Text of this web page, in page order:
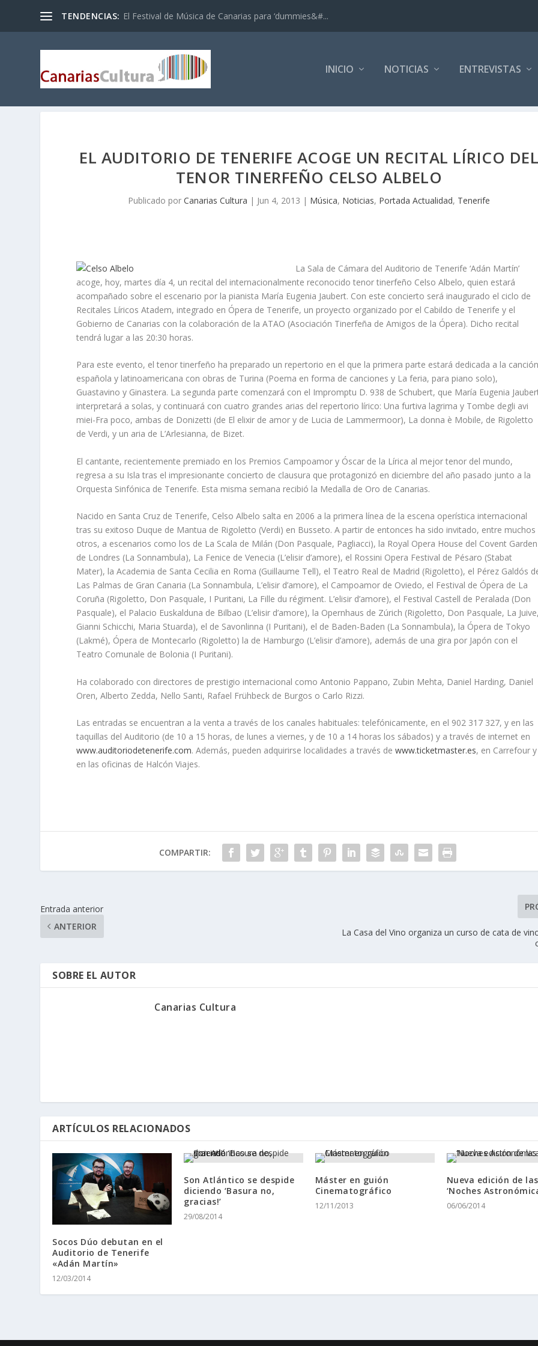
TENDENCIAS: El Festival de Música de Canarias para ‘dummies&#...
INICIO NOTICIAS ENTREVISTAS
EL AUDITORIO DE TENERIFE ACOGE UN RECITAL LÍRICO
TENOR TINERFEÑO CELSO ALBELO
Publicado porCanarias Cultura | Jun 4, 2013 | Música, Noticias, Portada Actualidad, Tenerife
La Sala de Cámara del Auditorio de Tenerife ‘Adán Martín’
acoge, hoy, martes día 4, un recital del internacionalmente reconocido tenor tinerfeño Celso Albelo, quien estará
acompañado sobre el escenario por la pianista María Eugenia Jaubert. Con este concierto será inaugurado el ciclo de
Recitales Líricos Atadem, integrado en Ópera de Tenerife, un proyecto organizado por el Cabildo de Tenerife y el
Gobierno de Canarias con la colaboración de la ATAO (Asociación Tinerfeña de Amigos de la Ópera). Dicho recital
tendrá lugar a las 20:30 horas.
Para este evento, el tenor tinerfeño ha preparado un repertorio en el que la primera parte estará dedicada a la
española y latinoamericana con obras de Turina (Poema en forma de canciones y La feria, para piano solo),
Guastavino y Ginastera. La segunda parte comenzará con el Impromptu D. 938 de Schubert, que María Eugenia
interpretará a solas, y continuará con cuatro grandes arias del repertorio lírico: Una furtiva lagrima y Tombe degli avi
miei-Fra poco, ambas de Donizetti (de El elixir de amor y de Lucia de Lammermoor), La donna è Mobile, de Rigoletto
de Verdi, y un aria de L’Arlesianna, de Bizet.
El cantante, recientemente premiado en los Premios Campoamor y Óscar de la Lírica al mejor tenor del mundo,
regresa a su Isla tras el impresionante concierto de clausura que protagonizó en diciembre del año pasado junto a la
Orquesta Sinfónica de Tenerife. Esta misma semana recibió la Medalla de Oro de Canarias.
Nacido en Santa Cruz de Tenerife, Celso Albelo salta en 2006 a la primera línea de la escena operística internacional
tras su exitoso Duque de Mantua de Rigoletto (Verdi) en Busseto. A partir de entonces ha sido invitado, entre muchos
otros, a escenarios como los de La Scala de Milán (Don Pasquale, Pagliacci), la Royal Opera House del Covent Garden
de Londres (La Sonnambula), La Fenice de Venecia (L’elisir d’amore), el Rossini Opera Festival de Pésaro (Stabat
Mater), la Academia de Santa Cecilia en Roma (Guillaume Tell), el Teatro Real de Madrid (Rigoletto), el Pérez Galdós
Las Palmas de Gran Canaria (La Sonnambula, L’elisir d’amore), el Campoamor de Oviedo, el Festival de Ópera de La
Coruña (Rigoletto, Don Pasquale, I Puritani, La Fille du régiment. L’elisir d’amore), el Festival Castell de Peralada (Don
Pasquale), el Palacio Euskalduna de Bilbao (L’elisir d’amore), la Opernhaus de Zúrich (Rigoletto, Don Pasquale, La
Gianni Schicchi, Maria Stuarda), el de Savonlinna (I Puritani), el de Baden-Baden (La Sonnambula), la Ópera de Tokyo
(Lakmé), Ópera de Montecarlo (Rigoletto) la de Hamburgo (L’elisir d’amore), además de una gira por Japón con el
Teatro Comunale de Bolonia (I Puritani).
Ha colaborado con directores de prestigio internacional como Antonio Pappano, Zubin Mehta, Daniel Harding, Daniel
Oren, Alberto Zedda, Nello Santi, Rafael Frühbeck de Burgos o Carlo Rizzi.
Las entradas se encuentran a la venta a través de los canales habituales: telefónicamente, en el 902 317 327, y en las
taquillas del Auditorio (de 10 a 15 horas, de lunes a viernes, y de 10 a 14 horas los sábados) y a través de internet en
www.auditoriodetenerife.com. Además, pueden adquirirse localidades a través dewww.ticketmaster.es, en Carrefour y
en las oficinas de Halcón Viajes.
COMPARTIR:
Entrada anterior
ANTERIOR
La Casa del Vino organiza un curso de cata de
SOBRE EL AUTOR
Canarias Cultura
ARTÍCULOS RELACIONADOS
Socos Dúo debutan en el
Auditorio de Tenerife
«Adán Martín»
12/03/2014
Son Atlántico se despide
diciendo ‘Basura no,
gracias!’
29/08/2014
Máster en guión
Cinematográfico
12/11/2013
Nueva edición de las
‘Noches
06/06/2014